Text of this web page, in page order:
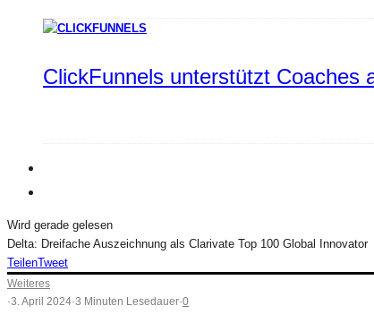
ClickFunnels unterstützt Coaches
Wird gerade gelesen
Delta: Dreifache Auszeichnung als Clarivate Top 100 Global Innovator
TeilenTweet
Weiteres
·3. April 2024·3 Minuten Lesedauer·0